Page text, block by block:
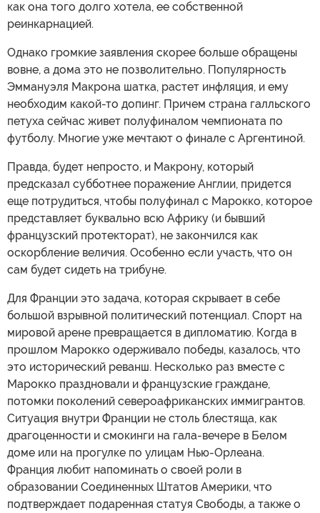
как она того долго хотела, ее собственной
реинкарнацией.
Однако громкие заявления скорее больше обращены
вовне, а дома это не позволительно. Популярность
Эммануэля Макрона шатка, растет инфляция, и ему
необходим какой-то допинг. Причем страна галльского
петуха сейчас живет полуфиналом чемпионата по
футболу. Многие уже мечтают о финале с Аргентиной.
Правда, будет непросто, и Макрону, который
предсказал субботнее поражение Англии, придется
еще потрудиться, чтобы полуфинал с Марокко, которое
представляет буквально всю Африку (и бывший
французский протекторат), не закончился как
оскорбление величия. Особенно если участь, что он
сам будет сидеть на трибуне.
Для Франции это задача, которая скрывает в себе
большой взрывной политический потенциал. Спорт на
мировой арене превращается в дипломатию. Когда в
прошлом Марокко одерживало победы, казалось, что
это исторический реванш. Несколько раз вместе с
Марокко праздновали и французские граждане,
потомки поколений североафриканских иммигрантов.
Ситуация внутри Франции не столь блестяща, как
драгоценности и смокинги на гала-вечере в Белом
доме или на прогулке по улицам Нью-Орлеана.
Франция любит напоминать о своей роли в
образовании Соединенных Штатов Америки, что
подтверждает подаренная статуя Свободы, а также о